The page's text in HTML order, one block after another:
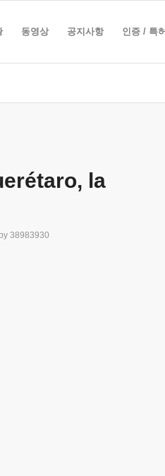
동영상 공지사항 인증 / 특
la
by 38983930